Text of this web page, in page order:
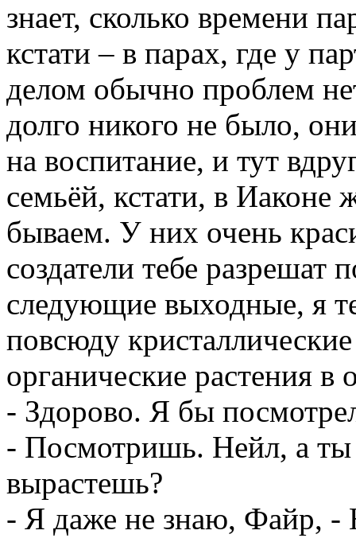
знает, сколько времени
кстати – в парах, где у
делом обычно проблем
долго никого не было,
на воспитание, и тут
семьёй, кстати, в Иаконе
бываем. У них очень
создатели тебе разрешат
следующие выходные, я
повсюду
органические растения в
- Здорово. Я бы
- Посмотришь. Нейл, а ты
вырастешь?
- Я даже не знаю, Файр, -